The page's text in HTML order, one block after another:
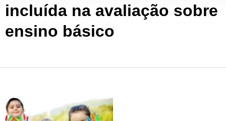
incluída na avaliação sobre
ensino básico